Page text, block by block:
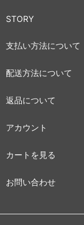
STORY
支払い方法について
配送方法について
返品について
アカウント
カートを見る
お問い合わせ